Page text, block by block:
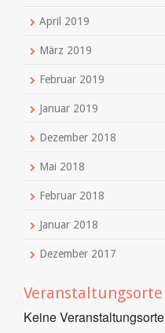
April 2019
März 2019
Februar 2019
Januar 2019
Dezember 2018
Mai 2018
Februar 2018
Januar 2018
Dezember 2017
Veranstaltungsorte
Keine Veranstaltungsorte